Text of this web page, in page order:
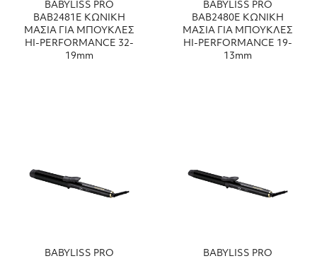
BABYLISS PRO
ΒΑΒ2481Ε ΚΩΝΙΚΗ
ΜΑΣΙΑ ΓΙΑ ΜΠΟΥΚΛΕΣ
HI-PERFORMANCE 32-
19mm
BABYLISS PRO
ΒΑΒ2480Ε ΚΩΝΙΚΗ
ΜΑΣΙΑ ΓΙΑ ΜΠΟΥΚΛΕΣ
HI-PERFORMANCE 19-
13mm
BABYLISS PRO
BABYLISS PRO